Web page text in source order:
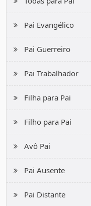
compartilhando a
Pai Evangélico
Pai Guerreiro
Pai Trabalhador
Filha para Pai
Filho para Pai
Avô Pai
Pai Ausente
Pai Distante